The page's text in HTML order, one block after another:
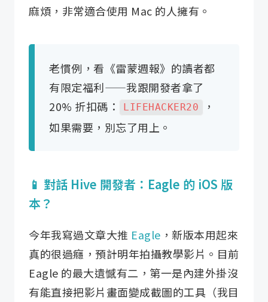
麻煩，非常適合使用 Mac 的人擁有。
老慣例，看《雷蒙週報》的讀者都
有限定福利——我跟開發者拿了
20% 折扣碼：
LIFEHACKER20
，
如果需要，別忘了用上。
📱 對話 Hive 開發者：Eagle 的 iOS 版
本？
今年我寫過文章大推 Eagle ，新版本用起來
真的很過癮，預計明年拍攝教學影片。目前
Eagle 的最大遺憾有二，第一是內建外掛沒
有能直接把影片畫面變成截圖的工具（我目